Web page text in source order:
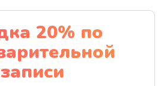
Заказать
дисплея (экрана)
2000 руб.
Заказать
20% по
записи